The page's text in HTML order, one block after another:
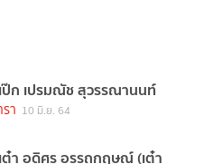
ป๊ก เปรมณัช สุวรรณานนท์
า 10 มิ.ย. 64
ต๋า อดิศร อรรถกฤษณ์ (เต๋า